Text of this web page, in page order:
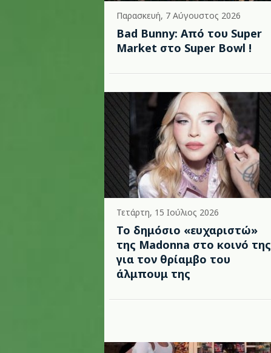
Παρασκευή, 7 Αύγουστος 2026
Bad Bunny: Από του Super
Market στο Super Bowl !
Τετάρτη, 15 Ιούλιος 2026
Το δημόσιο «ευχαριστώ»
της Madonna στο κοινό της
για τον θρίαμβο του
άλμπουμ της